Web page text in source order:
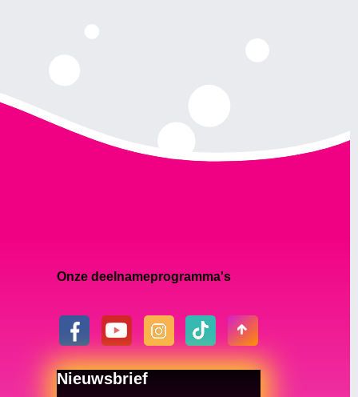
Onze deelnameprogramma's
Nieuwsbrief